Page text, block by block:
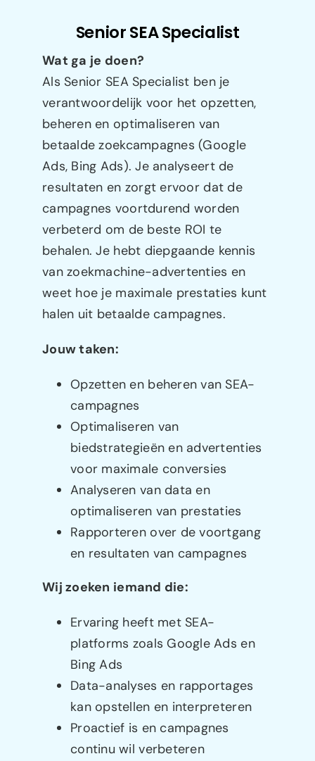
Senior SEA Specialist
Wat ga je doen?
Als Senior SEA Specialist ben je
verantwoordelijk voor het opzetten,
beheren en optimaliseren van
betaalde zoekcampagnes (Google
Ads, Bing Ads). Je analyseert de
resultaten en zorgt ervoor dat de
campagnes voortdurend worden
verbeterd om de beste ROI te
behalen. Je hebt diepgaande kennis
van zoekmachine-advertenties en
weet hoe je maximale prestaties kunt
halen uit betaalde campagnes.
Jouw taken:
Opzetten en beheren van SEA-
campagnes
Optimaliseren van
biedstrategieën en advertenties
voor maximale conversies
Analyseren van data en
optimaliseren van prestaties
Rapporteren over de voortgang
en resultaten van campagnes
Wij zoeken iemand die:
Ervaring heeft met SEA-
platforms zoals Google Ads en
Bing Ads
Data-analyses en rapportages
kan opstellen en interpreteren
Proactief is en campagnes
continu wil verbeteren